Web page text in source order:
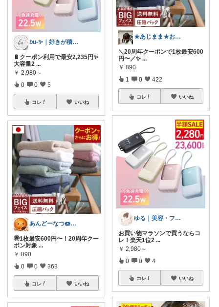
bu-✨｜好きが積もるROOM
🔋クーポン利用で最安2,235円✨
大容量2 ...
￥ 2,980～
0 0 5
コレ いいね
あんどーなつ🍩 毎日楽しくご機嫌に
🉐1枚最安600円〜！20周年クー
ポン対象 ...
￥ 890
0 0 363
コレ いいね
★あじまま★おすすめ紹介中🐾🤍
＼20周年クーポンで1枚最安600
円〜／✨ ...
￥ 890
1 0 422
コレ いいね
ゆる｜美容・ファッション
お買い物マラソンで買うならコ
レ！楽天1位2 ...
￥ 2,980～
0 0 4
コレ いいね